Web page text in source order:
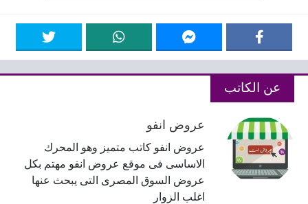
عن الكاتب
عروض انفو
عروض انفو كاتب متميز وهو المحرك
الاساسى فى موقع عروض انفو مهتم بكل
عروض السوق المصرى التى يبحث عنها
اغلب الزوار